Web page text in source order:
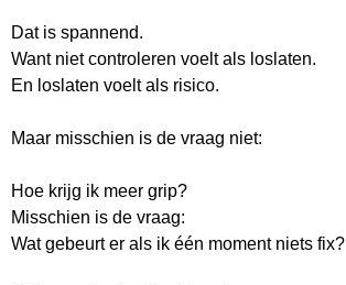
Dat is spannend.
Want niet controleren voelt als loslaten.
En loslaten voelt als risico.
Maar misschien is de vraag niet:
Hoe krijg ik meer grip?
Misschien is de vraag:
Wat gebeurt er als ik één moment niets fix?